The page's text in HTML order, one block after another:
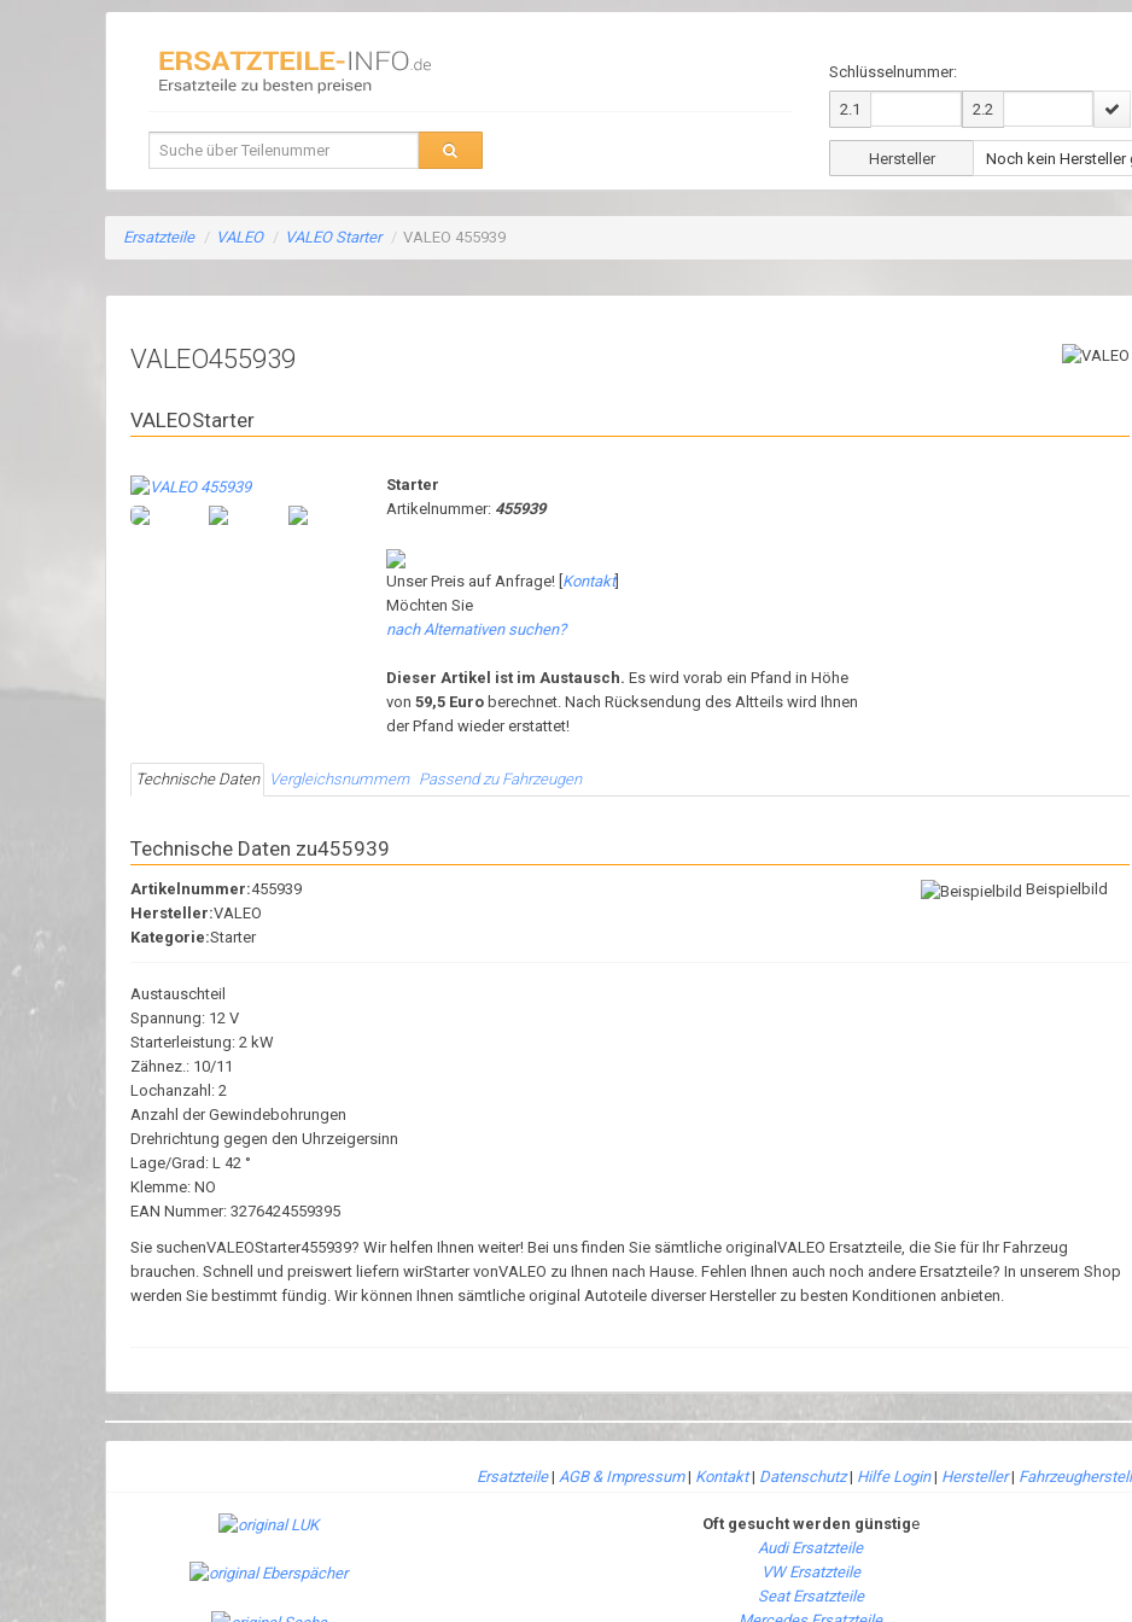
Schlüsselnummer:
2.1 2.2
Hersteller
Ersatzteile / VALEO / VALEO Starter / VALEO 455939
VALEO455939
VALEOStarter
Starter
Artikelnummer: 455939
Unser Preis auf Anfrage! [ Kontakt]
Möchten Sie
nach Alternativen suchen?
Dieser Artikel ist im Austausch. Es wird vorab ein Pfand in Höhe
von59,5 Euro berechnet. Nach Rücksendung des Altteils wird Ihnen
der Pfand wieder erstattet!
Technische Daten Vergleichsnummern Passend zu Fahrzeugen
Technische Daten zu455939
Beispielbild
Artikelnummer:455939
Hersteller:VALEO
Kategorie:Starter
Austauschteil
Spannung: 12 V
Starterleistung: 2 kW
Zähnez.: 10/11
Lochanzahl: 2
Anzahl der Gewindebohrungen
Drehrichtung gegen den Uhrzeigersinn
Lage/Grad: L 42 °
Klemme: NO
EAN Nummer: 3276424559395
Sie suchenVALEOStarter455939? Wir helfen Ihnen weiter! Bei uns finden Sie sämtliche originalVALEO Ersatzteile, die Sie für Ihr Fahrzeug
brauchen. Schnell und preiswert liefern wirStarter vonVALEO zu Ihnen nach Hause. Fehlen Ihnen auch noch andere Ersatzteile? In unserem Shop
werden Sie bestimmt fündig. Wir können Ihnen sämtliche original Autoteile diverser Hersteller zu besten Konditionen anbieten.
Ersatzteile| AGB & Impressum| Kontakt| Datenschutz| Hilfe Login| Hersteller|
Oft gesucht werden günstige
Audi Ersatzteile
VW Ersatzteile
Seat Ersatzteile